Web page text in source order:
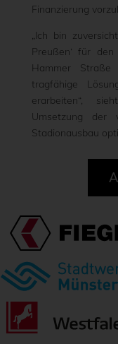
Finanzierung
„Ich bin
Preußen‘ für
Hammer
tragfähige
erarbeiten“,
Umsetzung der
Stadionausbau